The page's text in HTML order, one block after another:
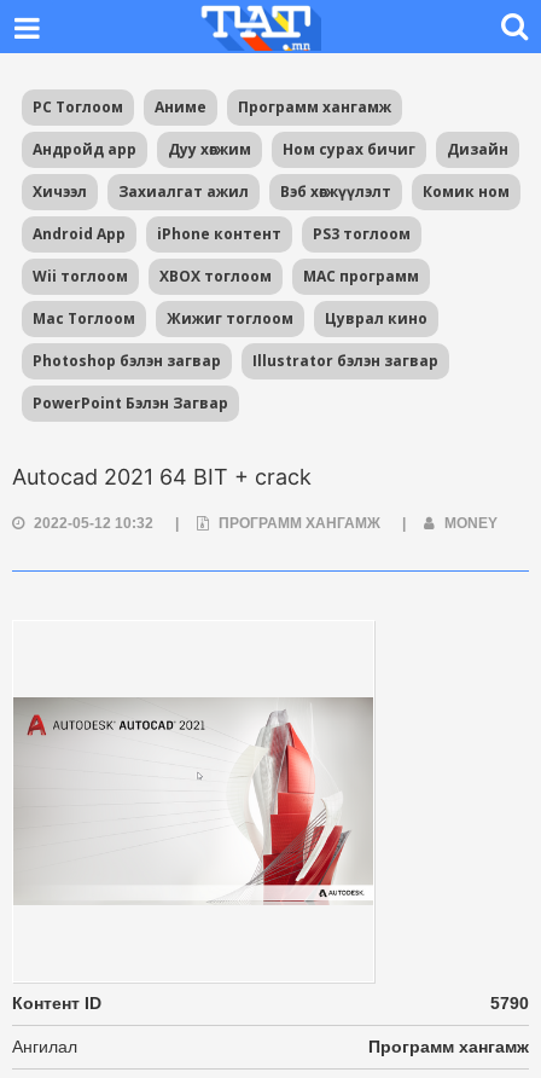
PC Тоглоом Аниме Программ хангамж
Андройд app Дуу хөгжим Ном сурах бичиг Дизайн
Хичээл Захиалгат ажил Вэб хөгжүүлэлт Комик ном
Android App iPhone контент PS3 тоглоом
Wii тоглоом XBOX тоглоом MAC программ
Mac Тоглоом Жижиг тоглоом Цуврал кино
Photoshop бэлэн загвар Illustrator бэлэн загвар
PowerPoint Бэлэн Загвар
Autocad 2021 64 BIT + crack
2022-05-12 10:32 ПРОГРАММ ХАНГАМЖ MONEY
Контент ID 5790
Ангилал Программ хангамж